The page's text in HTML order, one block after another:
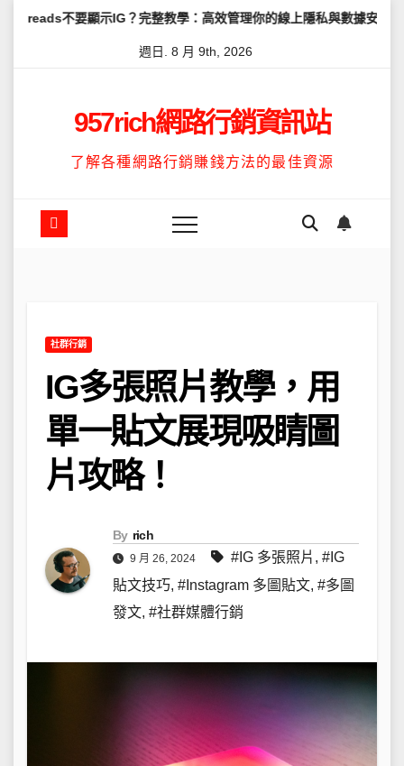
IG？完整教學：高效管理你的線上隱私與數據安全 怎麼讓
週日. 8 月 9th, 2026
957rich網路行銷資訊站
了解各種網路行銷賺錢方法的最佳資源
社群行銷
IG多張照片教學，用
單一貼文展現吸睛圖
片攻略！
By rich
9 月 26, 2024 #IG 多張照片 , #IG
貼文技巧, #Instagram 多圖貼文, #多圖
發文, #社群媒體行銷